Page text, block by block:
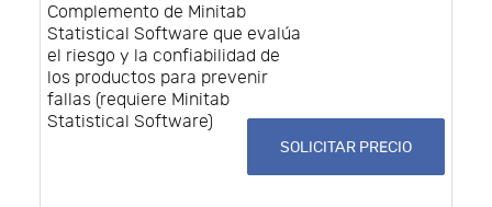
Complemento de Minitab
Statistical Software que evalúa
el riesgo y la confiabilidad de
los productos para prevenir
fallas (requiere Minitab
Statistical Software)
SOLICITAR PRECIO